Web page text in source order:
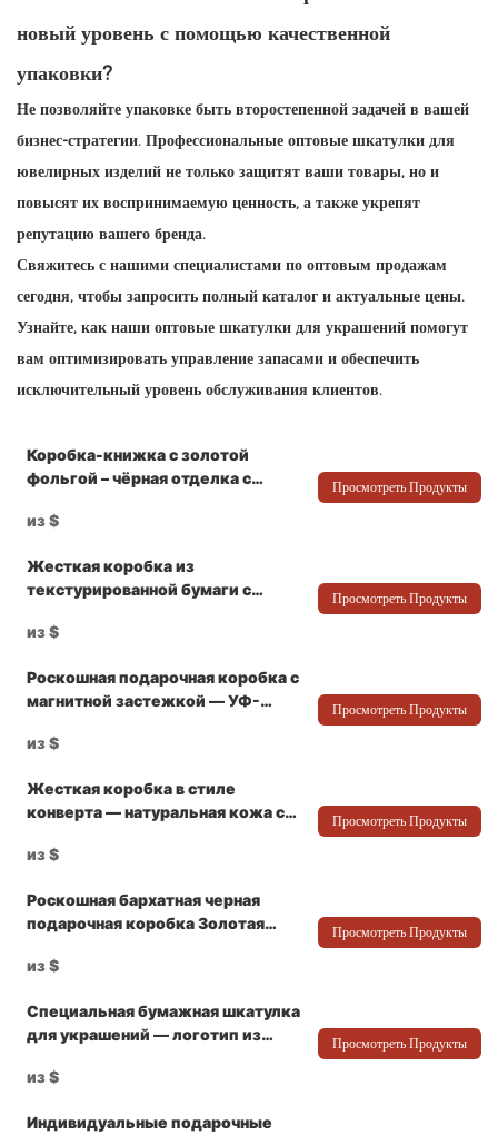
новый уровень с помощью качественной
упаковки?
Не позволяйте упаковке быть второстепенной задачей в вашей
бизнес-стратегии. Профессиональные оптовые шкатулки для
ювелирных изделий не только защитят ваши товары, но и
повысят их воспринимаемую ценность, а также укрепят
репутацию вашего бренда.
Свяжитесь с нашими специалистами по оптовым продажам
сегодня, чтобы запросить полный каталог и актуальные цены.
Узнайте, как наши оптовые шкатулки для украшений помогут
вам оптимизировать управление запасами и обеспечить
исключительный уровень обслуживания клиентов.
Коробка-книжка с золотой
фольгой – чёрная отделка с
брендов премиум-класса –
из$
Просмотреть Продукты
Жесткая коробка из
текстурированной бумаги с
картонной вставкой и дизайном
Packaging
из$
Просмотреть Продукты
Роскошная подарочная коробка с
магнитной застежкой — УФ-
логотип. Производитель
Packshion Packaging
из$
Просмотреть Продукты
Жесткая коробка в стиле
конверта — натуральная кожа с
ювелирных изделий — Packshion
из$
Просмотреть Продукты
Роскошная бархатная черная
подарочная коробка Золотая
из$
Просмотреть Продукты
Специальная бумажная шкатулка
для украшений — логотип из
губчатая вставка для ожерелий и
из$
Просмотреть Продукты
Индивидуальные подарочные